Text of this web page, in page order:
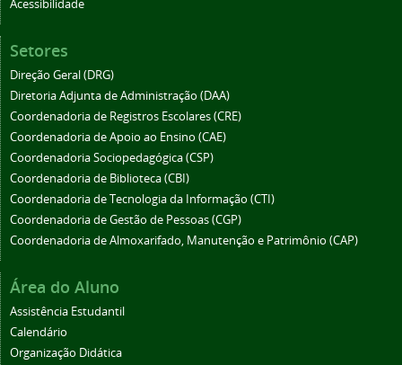
Acessibilidade
Setores
Direção Geral (DRG)
Diretoria Adjunta de Administração (DAA)
Coordenadoria de Registros Escolares (CRE)
Coordenadoria de Apoio ao Ensino (CAE)
Coordenadoria Sociopedagógica (CSP)
Coordenadoria de Biblioteca (CBI)
Coordenadoria de Tecnologia da Informação (CTI)
Coordenadoria de Gestão de Pessoas (CGP)
Coordenadoria de Almoxarifado, Manutenção e Patrimônio (CAP)
Área do Aluno
Assistência Estudantil
Calendário
Organização Didática